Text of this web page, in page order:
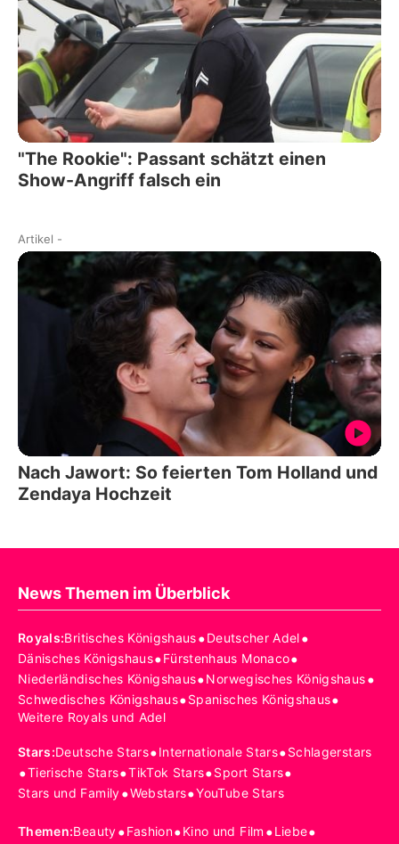
"The Rookie": Passant schätzt einen
Show-Angriff falsch ein
Artikel -
Nach Jawort: So feierten Tom Holland und
Zendaya Hochzeit
News Themen im Überblick
Royals:Britisches Königshaus•Deutscher Adel•
Dänisches Königshaus•Fürstenhaus Monaco•
Niederländisches Königshaus•Norwegisches Königshaus•
Schwedisches Königshaus•Spanisches Königshaus•
Weitere Royals und Adel
Stars:Deutsche Stars•Internationale Stars•Schlagerstars
•Tierische Stars•TikTok Stars•Sport Stars•
Stars und Family•Webstars•YouTube Stars
Themen:Beauty•Fashion•Kino und Film •Liebe•